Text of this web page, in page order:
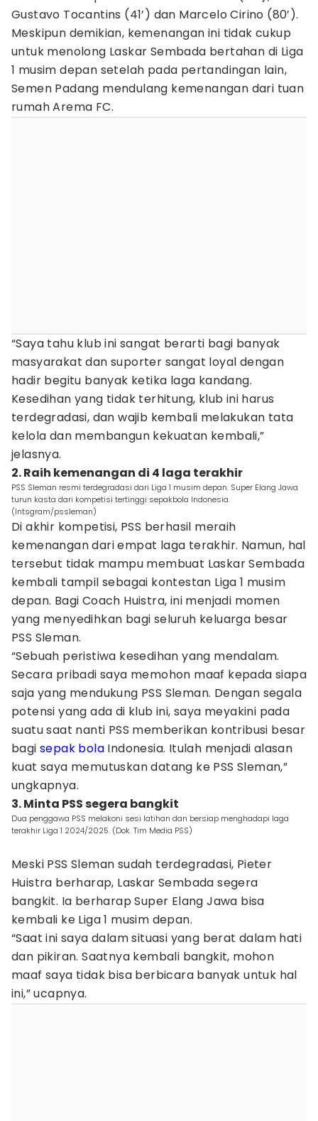
Gustavo Tocantins (41’) dan Marcelo Cirino (80’).
Meskipun demikian, kemenangan ini tidak cukup
untuk menolong Laskar Sembada bertahan di Liga
1 musim depan setelah pada pertandingan lain,
Semen Padang mendulang kemenangan dari tuan
rumah Arema FC.
“Saya tahu klub ini sangat berarti bagi banyak
masyarakat dan suporter sangat loyal dengan
hadir begitu banyak ketika laga kandang.
Kesedihan yang tidak terhitung, klub ini harus
terdegradasi, dan wajib kembali melakukan tata
kelola dan membangun kekuatan kembali,”
jelasnya.
2. Raih kemenangan di 4 laga terakhir
PSS Sleman resmi terdegradasi dari Liga 1 musim depan. Super Elang Jawa
turun kasta dari kompetisi tertinggi sepakbola Indonesia.
(Intsgram/pssleman)
Di akhir kompetisi, PSS berhasil meraih
kemenangan dari empat laga terakhir. Namun, hal
tersebut tidak mampu membuat Laskar Sembada
kembali tampil sebagai kontestan Liga 1 musim
depan. Bagi Coach Huistra, ini menjadi momen
yang menyedihkan bagi seluruh keluarga besar
PSS Sleman.
“Sebuah peristiwa kesedihan yang mendalam.
Secara pribadi saya memohon maaf kepada siapa
saja yang mendukung PSS Sleman. Dengan segala
potensi yang ada di klub ini, saya meyakini pada
suatu saat nanti PSS memberikan kontribusi besar
bagi sepak bola Indonesia. Itulah menjadi alasan
kuat saya memutuskan datang ke PSS Sleman,”
ungkapnya.
3. Minta PSS segera bangkit
Dua penggawa PSS melakoni sesi latihan dan bersiap menghadapi laga
terakhir Liga 1 2024/2025. (Dok. Tim Media PSS)
Meski PSS Sleman sudah terdegradasi, Pieter
Huistra berharap, Laskar Sembada segera
bangkit. Ia berharap Super Elang Jawa bisa
kembali ke Liga 1 musim depan.
“Saat ini saya dalam situasi yang berat dalam hati
dan pikiran. Saatnya kembali bangkit, mohon
maaf saya tidak bisa berbicara banyak untuk hal
ini,” ucapnya.